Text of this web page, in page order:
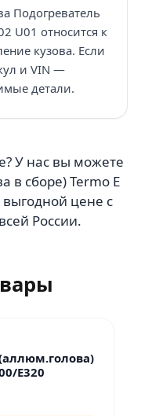
Подогреватель
U01 относится к
кузова. Если
и VIN —
детали.
У нас вы можете
в сборе) Termo E
цене с
России.
E320